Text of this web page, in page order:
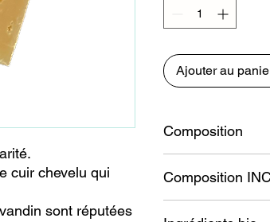
cuir chevelu qui
sont réputées
Ajouter au
Composition
neem*), huiles
Composition